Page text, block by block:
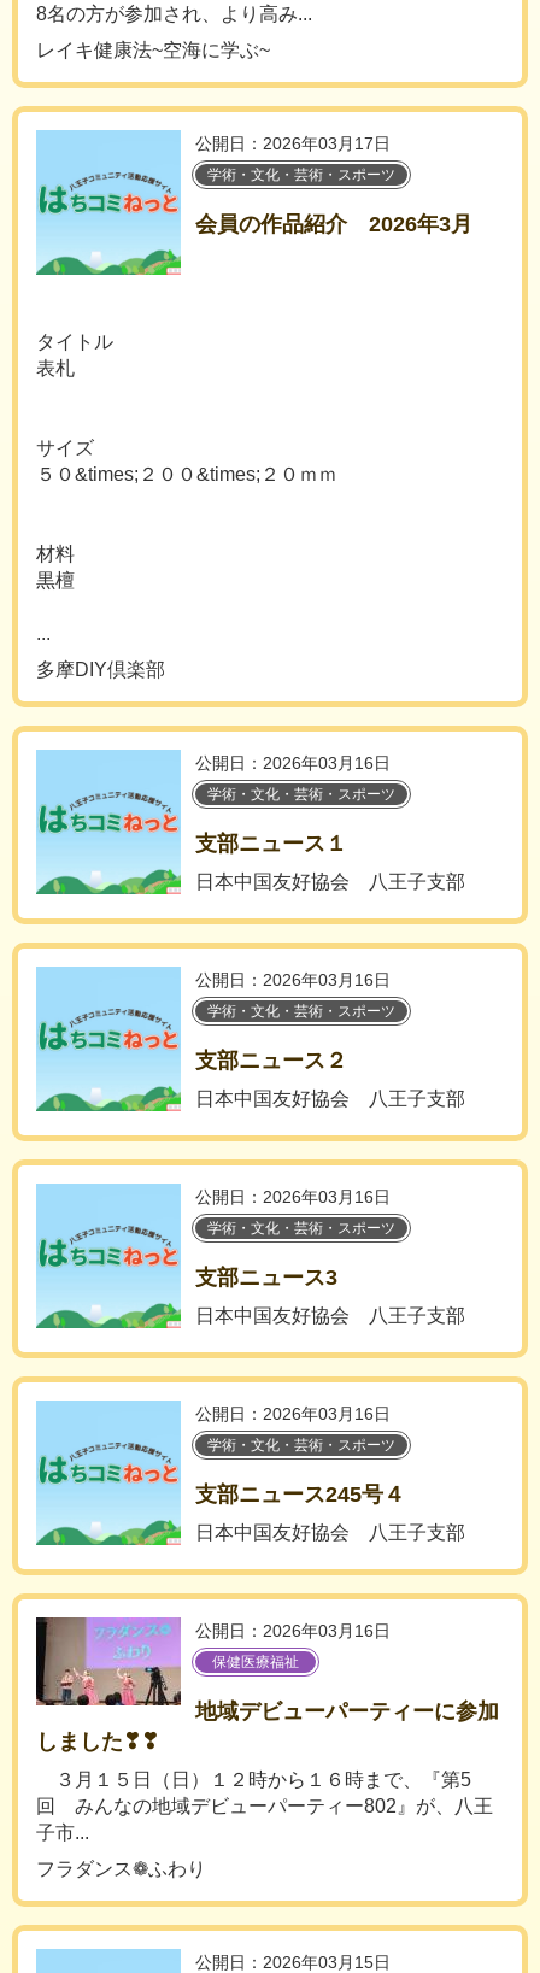
8名の方が参加され、より高み...
レイキ健康法~空海に学ぶ~
公開日：2026年03月17日
学術・文化・芸術・スポーツ
会員の作品紹介 2026年3月
タイトル
表札
サイズ
５０&times;２００&times;２０ｍｍ
材料
黒檀
...
多摩DIY倶楽部
公開日：2026年03月16日
学術・文化・芸術・スポーツ
支部ニュース１
日本中国友好協会 八王子支部
公開日：2026年03月16日
学術・文化・芸術・スポーツ
支部ニュース２
日本中国友好協会 八王子支部
公開日：2026年03月16日
学術・文化・芸術・スポーツ
支部ニュース3
日本中国友好協会 八王子支部
公開日：2026年03月16日
学術・文化・芸術・スポーツ
支部ニュース245号４
日本中国友好協会 八王子支部
公開日：2026年03月16日
保健医療福祉
地域デビューパーティーに参加
しました❣❣
３月１５日（日）１２時から１６時まで、『第5
回 みんなの地域デビューパーティー802』が、八王
子市...
フラダンス❁ふわり
公開日：2026年03月15日